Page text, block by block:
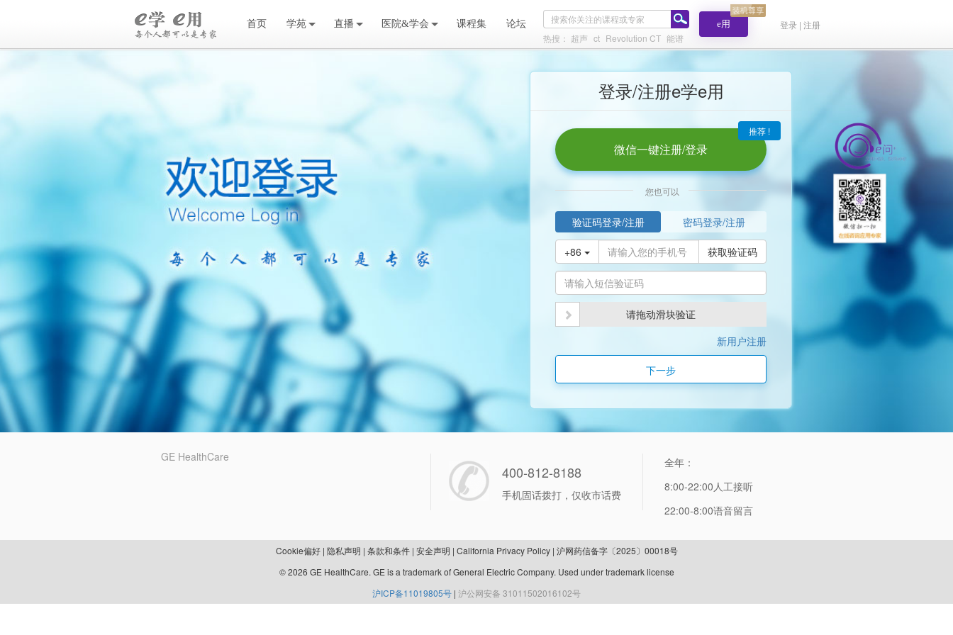
登录 | 注册
e用
热搜： 超声 ct Revolution CT 能谱
首页 学苑 直播 医院&学会 课程集 论坛
登录/注册e学e用
推荐 !
微信一键注册/登录
您也可以
验证码登录/注册 密码登录/注册
+86 获取验证码
请拖动滑块验证
新用户注册
下一步
GE HealthCare
400-812-8188
手机固话拨打，仅收市话费
全年：
8:00-22:00人工接听
22:00-8:00语音留言
Cookie偏好| 隐私声明 | 条款和条件| 安全声明 | California Privacy Policy| 沪网药信备字〔2025〕00018号
© 2026 GE HealthCare. GE is a trademark of General Electric Company. Used under trademark license
沪ICP备11019805号 | 沪公网安备 31011502016102号